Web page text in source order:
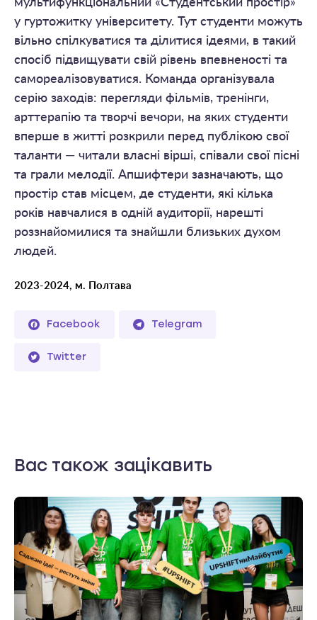
мультифункціональний «Студентський простір»
у гуртожитку університету. Тут студенти можуть
вільно спілкуватися та ділитися ідеями, в такий
спосіб підвищувати свій рівень впевненості та
самореалізовуватися. Команда організувала
серію заходів: перегляди фільмів, тренінги,
арттерапію та творчі вечори, на яких студенти
вперше в житті розкрили перед публікою свої
таланти — читали власні вірші, співали свої пісні
та грали мелодії. Апшифтери зазначають, що
простір став місцем, де студенти, які кілька
років навчалися в одній аудиторії, нарешті
роззнайомилися та знайшли близьких духом
людей.
2023-2024, м. Полтава
Facebook Telegram
Twitter
Вас також зацікавить